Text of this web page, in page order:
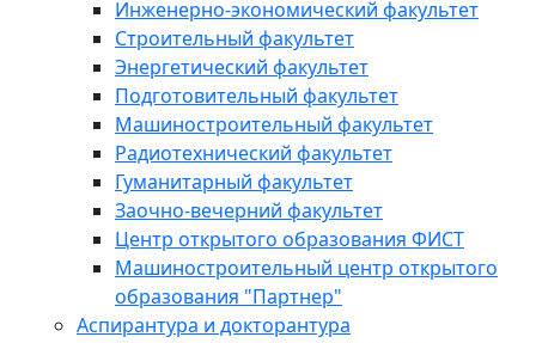
Инженерно-экономический факультет
Строительный факультет
Энергетический факультет
Подготовительный факультет
Машиностроительный факультет
Радиотехнический факультет
Гуманитарный факультет
Заочно-вечерний факультет
Центр открытого образования ФИСТ
Машиностроительный центр открытого
образования "Партнер"
Аспирантура и докторантура